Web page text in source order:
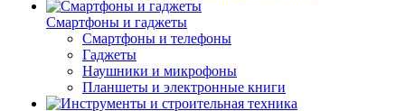
Смартфоны и гаджеты
Смартфоны и телефоны
Гаджеты
Наушники и микрофоны
Планшеты и электронные книги